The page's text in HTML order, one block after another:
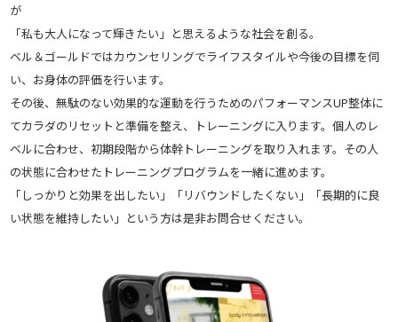
が
「私も大人になって輝きたい」と思えるような社会を創る。
ベル＆ゴールドではカウンセリングでライフスタイルや今後の目標を伺
い、お身体の評価を行います。
その後、無駄のない効果的な運動を行うためのパフォーマンスUP整体に
てカラダのリセットと準備を整え、トレーニングに入ります。個人のレ
ベルに合わせ、初期段階から体幹トレーニングを取り入れます。その人
の状態に合わせたトレーニングプログラムを一緒に進めます。
「しっかりと効果を出したい」「リバウンドしたくない」「長期的に良
い状態を維持したい」という方は是非お問合せください。